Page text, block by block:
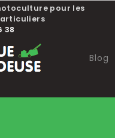
pour les
38
Blog